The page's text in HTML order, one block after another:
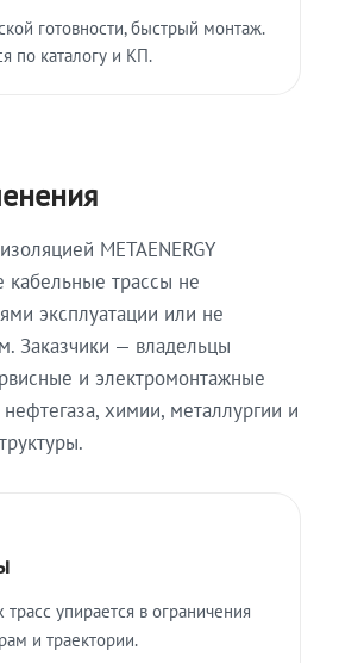
готовности, быстрый монтаж.
по каталогу и КП.
METAENERGY
кабельные трассы не
эксплуатации или не
Заказчики — владельцы
и электромонтажные
химии, металлургии и
упирается в ограничения
и траектории.